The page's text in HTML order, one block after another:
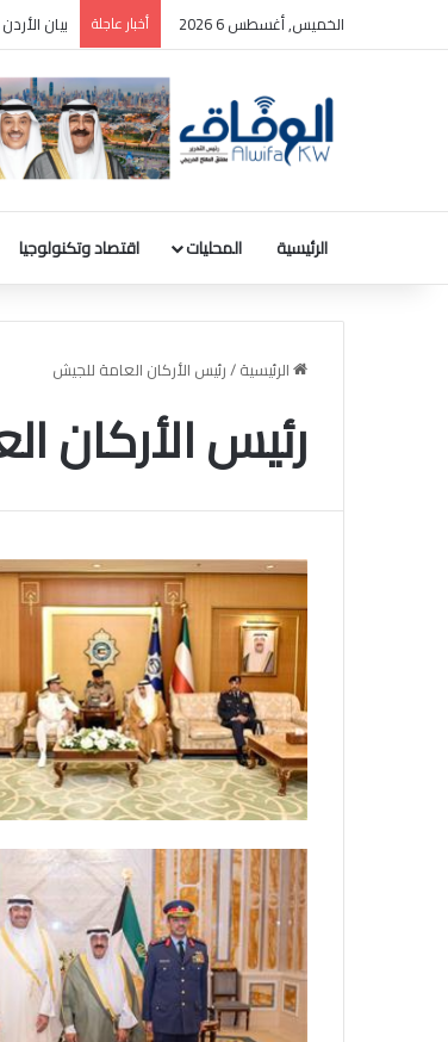
الخميس, أغسطس 6 2026 أخبار عاجلة بيان
الرئيسية المحليات اقتصاد وتكنولوجيا
الرئيسية/رئيس الأركان العامة للجيش
رئيس الأركان